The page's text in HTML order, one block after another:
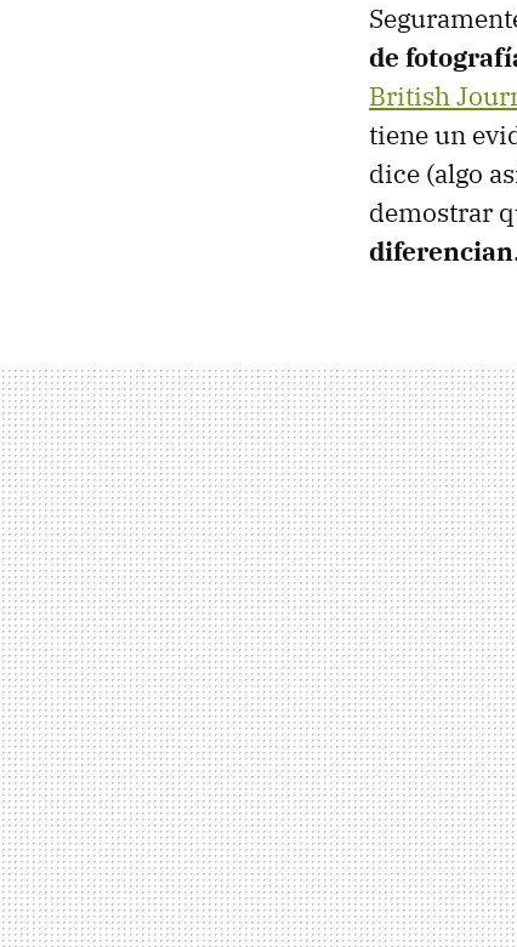
de
British
tiene un
dice (algo
demostrar
diferencian.